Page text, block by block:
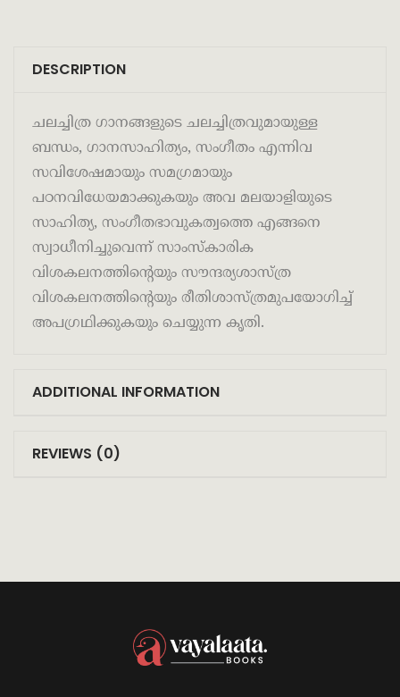
DESCRIPTION
ചലച്ചിത്ര ഗാനങ്ങളുടെ ചലച്ചിത്രവുമായുള്ള
ബന്ധം, ഗാനസാഹിത്യം, സംഗീതം എന്നിവ
സവിശേഷമായും സമഗ്രമായും
പഠനവിധേയമാക്കുകയും അവ മലയാളിയുടെ
സാഹിത്യ, സംഗീതഭാവുകത്വത്തെ എങ്ങനെ
സ്വാധീനിച്ചുവെന്ന് സാംസ്‌കാരിക
വിശകലനത്തിന്റെയും സൗന്ദര്യശാസ്ത്ര
വിശകലനത്തിന്റെയും രീതിശാസ്ത്രമുപയോഗിച്ച്
അപഗ്രഥിക്കുകയും ചെയ്യുന്ന കൃതി.
ADDITIONAL INFORMATION
REVIEWS (0)